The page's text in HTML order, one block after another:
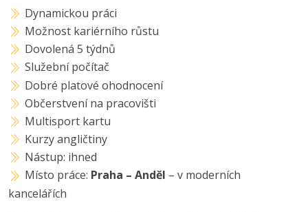
Dynamickou práci
Možnost kariérního růstu
Dovolená 5 týdnů
Služební počítač
Dobré platové ohodnocení
Občerstvení na pracovišti
Multisport kartu
Kurzy angličtiny
Nástup: ihned
Místo práce: Praha – Anděl – v moderních
kancelářích